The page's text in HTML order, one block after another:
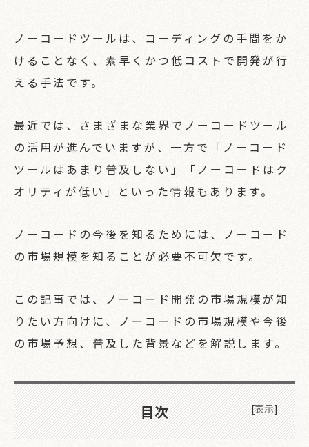
ノーコードツールは、コーディングの手間をか
けることなく、素早くかつ低コストで開発が行
える手法です。
最近では、さまざまな業界でノーコードツール
の活用が進んでいますが、一方で「ノーコード
ツールはあまり普及しない」「ノーコードはク
オリティが低い」といった情報もあります。
ノーコードの今後を知るためには、ノーコード
の市場規模を知ることが必要不可欠です。
この記事では、ノーコード開発の市場規模が知
りたい方向けに、ノーコードの市場規模や今後
の市場予想、普及した背景などを解説します。
目次 [表示]